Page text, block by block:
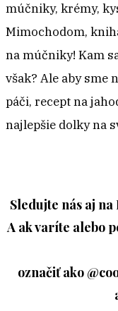
múčniky, krémy,
Mimochodom,
na múčniky! Kam
však? Ale aby sme
páči, recept na
najlepšie dolky na
Sledujte nás aj
A ak varíte alebo
označiť ako